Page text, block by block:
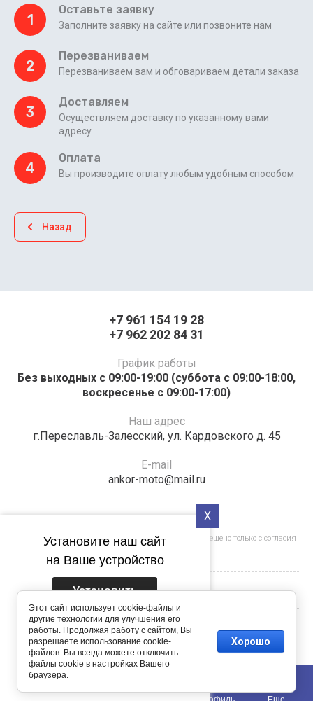
1
Оставьте заявку
Заполните заявку на сайте или позвоните нам
2
Перезваниваем
Перезваниваем вам и обговариваем детали заказа
3
Доставляем
Осуществляем доставку по указанному вами
адресу
4
Оплата
Вы производите оплату любым удобным способом
Назад
+7 961 154 19 28
+7 962 202 84 31
График работы
Без выходных с 09:00-19:00 (суббота с 09:00-18:00,
воскресенье с 09:00-17:00)
Наш адрес
г.Переславль-Залесский, ул. Кардовского д. 45
E-mail
ankor-moto@mail.ru
Полное или частичное копирование материалов разрешено только с согласия
владельца сайта
© [2026] [Анкор Инструмент]
Создание,разработка сайта- студия Мегагрупп.ру.
X
Установите наш сайт
на Ваше устройство
Установить
Подпишитесь на рассылку
push-уведомлений
Подписаться
Этот сайт использует cookie-файлы и
другие технологии для улучшения его
работы. Продолжая работу с сайтом, Вы
разрешаете использование cookie-
файлов. Вы всегда можете отключить
файлы cookie в настройках Вашего
браузера.
Хорошо